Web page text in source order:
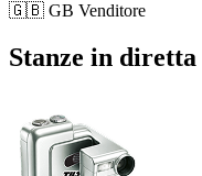
🇬🇧 GB Venditore
Stanze in diretta